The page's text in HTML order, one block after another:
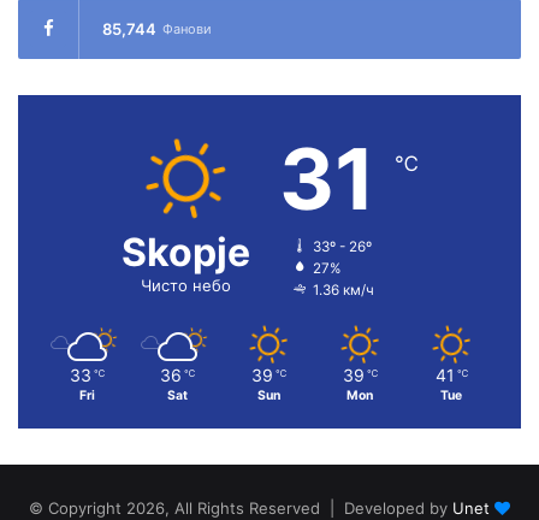
85,744 Фанови
Skopje
Чисто небо
31 ℃
33º - 26º
27%
1.36 км/ч
33 ℃
Fri
36 ℃
Sat
39 ℃
Sun
39 ℃
Mon
41 ℃
Tue
© Copyright 2026, All Rights Reserved | Developed by Unet